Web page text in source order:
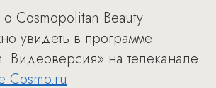
Cosmopolitan Beauty
увидеть в программе
Видеоверсия» на телеканале
Cosmo.ru.